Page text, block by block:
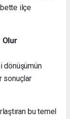
ilçe
Olur
dönüşümün
sonuçlar
bu temel